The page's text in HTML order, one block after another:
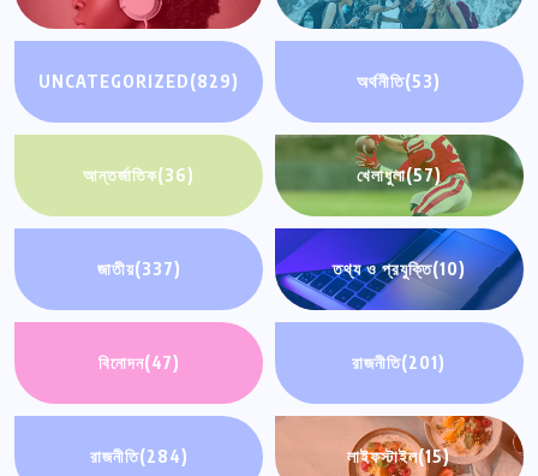
UNCATEGORIZED(829) অর্থনীতি(53)
আন্তর্জাতিক(36) খেলাধুলা(57)
জাতীয়(337) তথ্য ও প্রযুক্তি(10)
বিনোদন(47) রাজনীতি(201)
রাজনীতি(284) লাইফস্টাইল(15)